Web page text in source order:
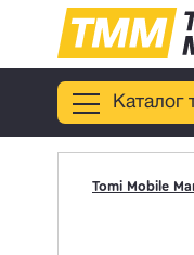
Каталог
Tomi Mobile